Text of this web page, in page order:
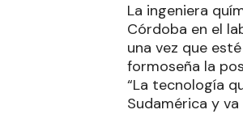
La ingeniera
Córdoba en el
una vez que
formoseña la
“La tecnología
Sudamérica y